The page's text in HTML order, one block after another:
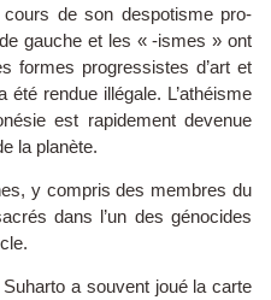
de son despotisme pro-
gauche et les « -ismes » ont
formes progressistes d’art et
rendue illégale. L’athéisme
est rapidement devenue
la planète.
y compris des membres du
dans l’un des génocides
a souvent joué la carte